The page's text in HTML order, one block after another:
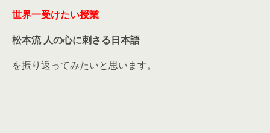
世界一受けたい授業
松本流 人の心に刺さる日本語
を振り返ってみたいと思います。